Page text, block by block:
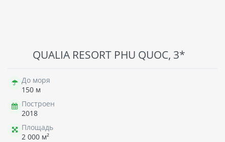
QUALIA RESORT PHU QUOC, 3*
До моря
150 м
Построен
2018
Площадь
2 000 м²